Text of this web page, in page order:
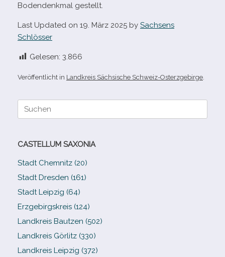
Bodendenkmal gestellt.
Last Updated on 19. März 2025 by Sachsens
Schlösser
Gelesen: 3.866
Veröffentlicht in Landkreis Sächsische Schweiz-Osterzgebirge.
Suche
nach:
CASTELLUM SAXONIA
Stadt Chemnitz (20)
Stadt Dresden (161)
Stadt Leipzig (64)
Erzgebirgskreis (124)
Landkreis Bautzen (502)
Landkreis Görlitz (330)
Landkreis Leipzig (372)